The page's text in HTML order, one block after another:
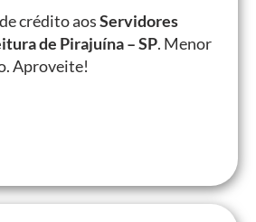
crédito aosServidores
de Pirajuína – SP. Menor
Aproveite!